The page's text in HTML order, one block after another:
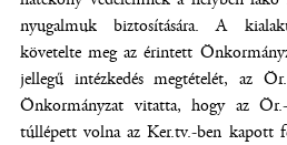
nyugalmuk biztosítására. A
követelte meg az érintett
jellegű intézkedés megtételét, az
Önkormányzat vitatta, hogy az
túllépett volna az Ker.tv.-ben kapott